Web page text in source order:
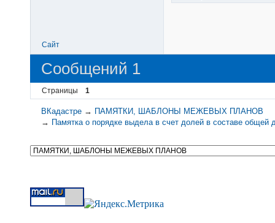
Сайт
Сообщений 1
Страницы 1
ВКадастре → ПАМЯТКИ, ШАБЛОНЫ МЕЖЕВЫХ ПЛАНОВ
→ Памятка о порядке выдела в счет долей в составе общей